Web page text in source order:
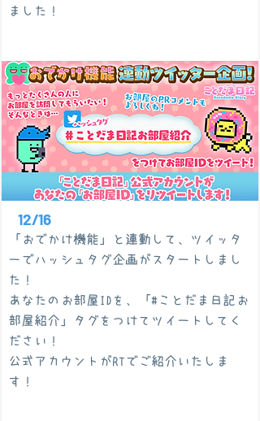
ました！
12/16
「おでかけ機能」と連動して、ツイッタ
ーでハッシュタグ企画がスタートしまし
た！
あなたのお部屋IDを、「#ことだま日記お
部屋紹介」タグをつけてツイートしてく
ださい！
​公式アカウントがRTでご紹介いたしま
す！